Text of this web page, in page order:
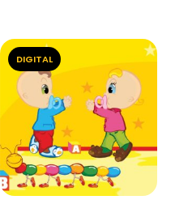
DIGITAL